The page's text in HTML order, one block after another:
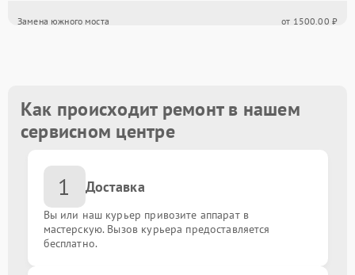
Замена южного моста от 1500.00 ₽
Замена USB порта
Замена порта VGA
Замена сокета
Замена мультиконтроллера
Замена контроллеров от 1800.00 ₽
Как происходит ремонт в нашем
сервисном центре
1 Доставка
Вы или наш курьер привозите аппарат в
мастерскую. Вызов курьера предоставляется
бесплатно.